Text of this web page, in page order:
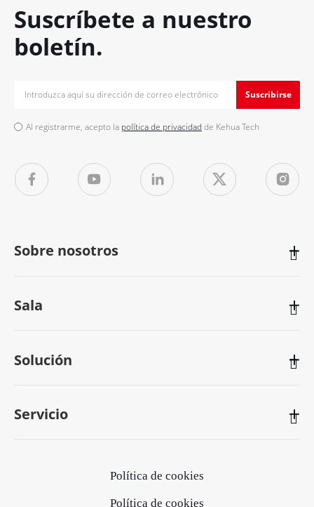
Suscríbete a nuestro
boletín.
Suscribirse
Al registrarme, acepto la política de privacidad de Kehua Tech
Sobre nosotros 
Sala 
Solución 
Servicio 
Política de cookies
Política de cookies